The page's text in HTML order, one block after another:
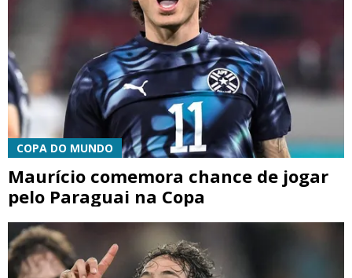
COPA DO MUNDO
Maurício comemora chance de jogar
pelo Paraguai na Copa